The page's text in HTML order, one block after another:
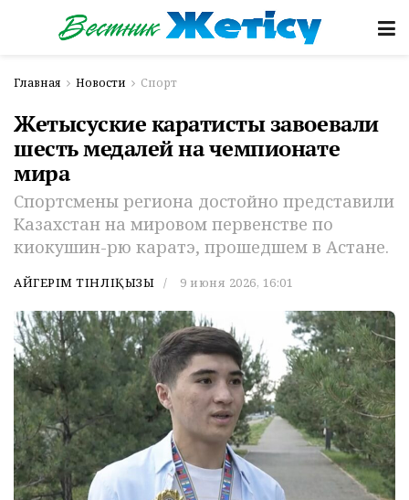
Главная Новости Спорт
Жетысуские каратисты завоевали
шесть медалей на чемпионате
мира
Спортсмены региона достойно представили
Казахстан на мировом первенстве по
киокушин-рю каратэ, прошедшем в Астане.
АЙГЕРІМ ТІНӘЛІҚЫЗЫ 9 июня 2026, 16:01